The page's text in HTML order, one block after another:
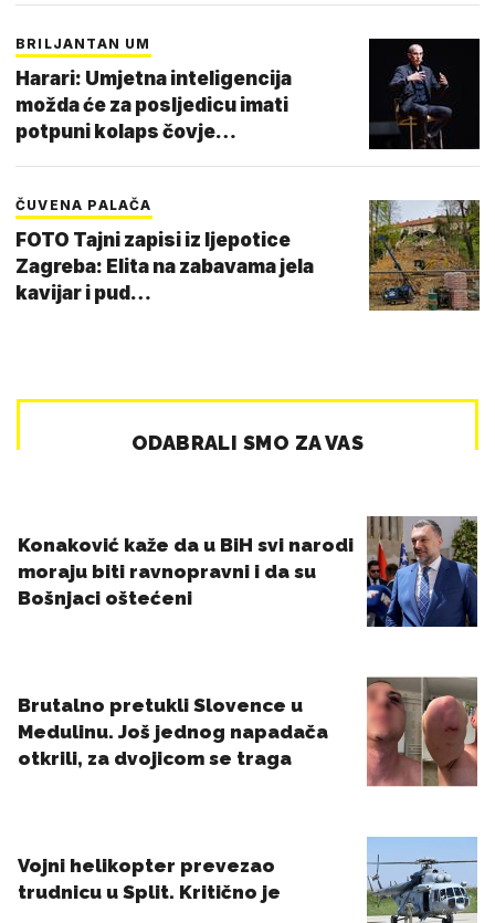
BRILJANTAN UM
Harari: Umjetna inteligencija
možda će za posljedicu imati
potpuni kolaps čovje…
ČUVENA PALAČA
FOTO Tajni zapisi iz ljepotice
Zagreba: Elita na zabavama jela
kavijar i pud…